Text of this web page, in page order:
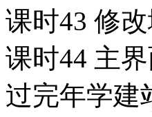
课时43 修
课时44 主
过完年学建